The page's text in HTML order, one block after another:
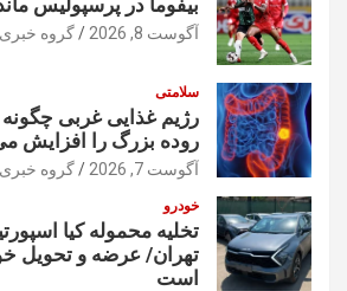
آگوست 8, 2026 گروه خبری
سلامتی
رژیم غذایی غربی
روده بزرگ را افزایش
آگوست 7, 2026 گروه خبری
خودرو
تخلیه محموله کیا
تهران/ عرضه و تحویل
است